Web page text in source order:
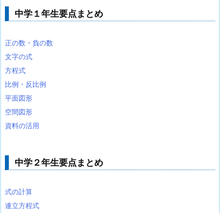
中学１年生要点まとめ
正の数・負の数
文字の式
方程式
比例・反比例
平面図形
空間図形
資料の活用
中学２年生要点まとめ
式の計算
連立方程式